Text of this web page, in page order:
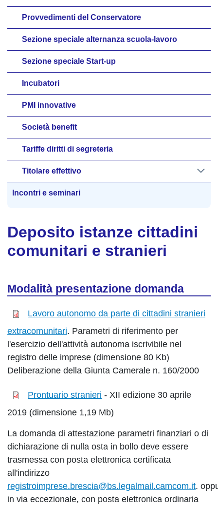
Deposito istanze cittadini
comunitari e stranieri
Modalità presentazione domanda
Lavoro autonomo da parte di cittadini stranieri
extracomunitari. Parametri di riferimento per
l'esercizio dell'attività autonoma iscrivibile nel
registro delle imprese (dimensione 80 Kb)
Deliberazione della Giunta Camerale n. 160/2000
Prontuario stranieri - XII edizione 30 aprile
2019 (dimensione 1,19 Mb)
La domanda di attestazione parametri finanziari o di
dichiarazione di nulla osta in bollo deve essere
trasmessa con posta elettronica certificata
all'indirizzo
registroimprese.brescia@bs.legalmail.camcom.it.
in via eccezionale, con posta elettronica ordinaria
Provvedimenti del Conservatore
Sezione speciale alternanza scuola-lavoro
Sezione speciale Start-up
Incubatori
PMI innovative
Società benefit
Tariffe diritti di segreteria
Titolare effettivo
Incontri e seminari